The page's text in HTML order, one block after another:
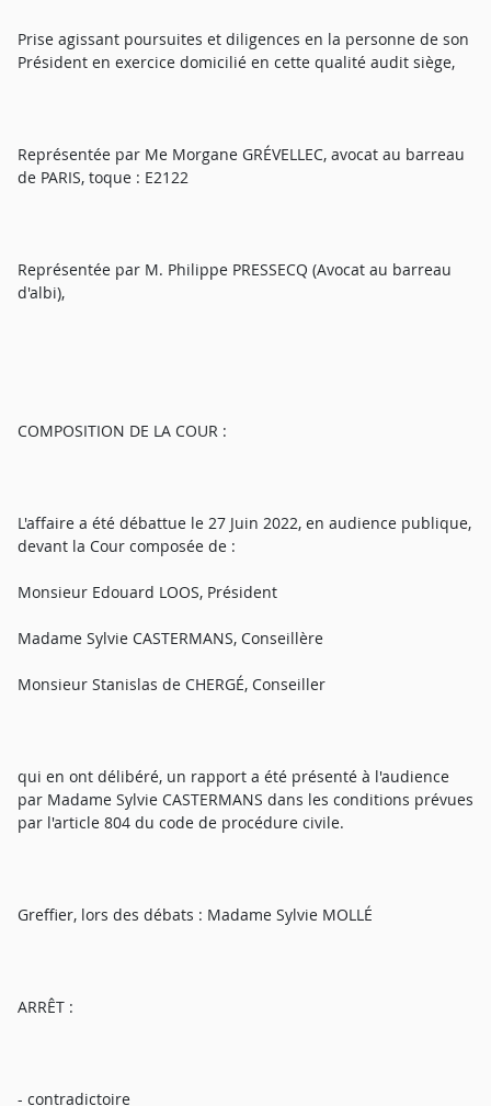
Prise agissant poursuites et diligences en la personne de son
Président en exercice domicilié en cette qualité audit siège,
Représentée par Me Morgane GRÉVELLEC, avocat au barreau
de PARIS, toque : E2122
Représentée par M. Philippe PRESSECQ (Avocat au barreau
d'albi),
COMPOSITION DE LA COUR :
L'affaire a été débattue le 27 Juin 2022, en audience publique,
devant la Cour composée de :
Monsieur Edouard LOOS, Président
Madame Sylvie CASTERMANS, Conseillère
Monsieur Stanislas de CHERGÉ, Conseiller
qui en ont délibéré, un rapport a été présenté à l'audience
par Madame Sylvie CASTERMANS dans les conditions prévues
par l'article 804 du code de procédure civile.
Greffier, lors des débats : Madame Sylvie MOLLÉ
ARRÊT :
- contradictoire